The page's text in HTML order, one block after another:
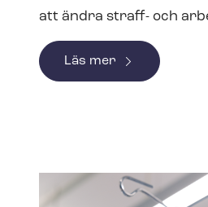
att ändra straff- och
Läs mer